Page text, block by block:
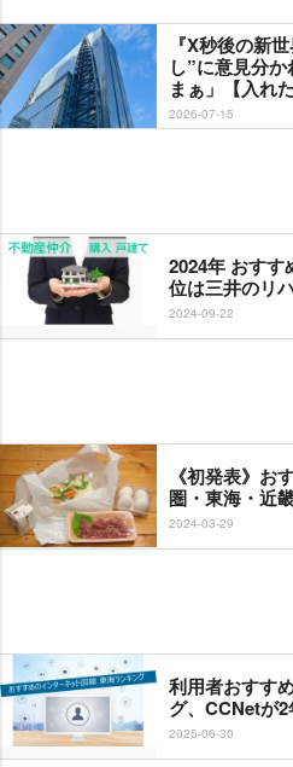
『X秒後の新
し”に意見分
まぁ」【入れ
2026-07-15
2024年 おすす
位は三井のリ
2024-09-22
《初発表》お
圏・東海・近
2024-03-29
利用者おすす
グ、CCNetが
2025-06-30